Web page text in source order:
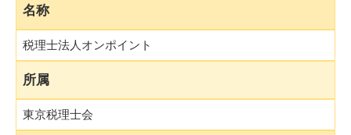
名称
税理士法人オンポイント
所属
東京税理士会